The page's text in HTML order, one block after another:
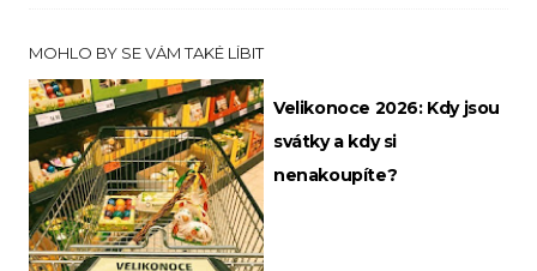
MOHLO BY SE VÁM TAKÉ LÍBIT
Velikonoce 2026: Kdy jsou
svátky a kdy si
nenakoupíte?